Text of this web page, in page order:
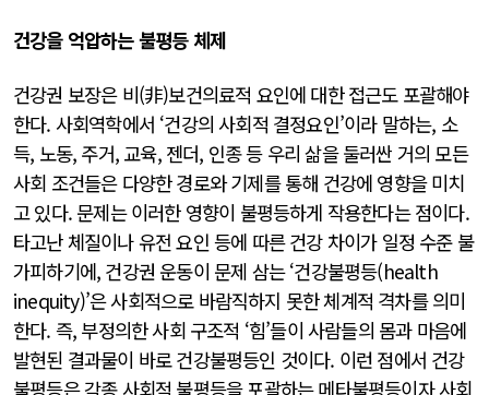
건강을 억압하는 불평등 체제
건강권 보장은 비(非)보건의료적 요인에 대한 접근도 포괄해야
한다. 사회역학에서 ‘건강의 사회적 결정요인’이라 말하는, 소
득, 노동, 주거, 교육, 젠더, 인종 등 우리 삶을 둘러싼 거의 모든
사회 조건들은 다양한 경로와 기제를 통해 건강에 영향을 미치
고 있다. 문제는 이러한 영향이 불평등하게 작용한다는 점이다.
타고난 체질이나 유전 요인 등에 따른 건강 차이가 일정 수준 불
가피하기에, 건강권 운동이 문제 삼는 ‘건강불평등(health
inequity)’은 사회적으로 바람직하지 못한 체계적 격차를 의미
한다. 즉, 부정의한 사회 구조적 ‘힘’들이 사람들의 몸과 마음에
발현된 결과물이 바로 건강불평등인 것이다. 이런 점에서 건강
불평등은 각종 사회적 불평등을 포괄하는 메타불평등이자 사회